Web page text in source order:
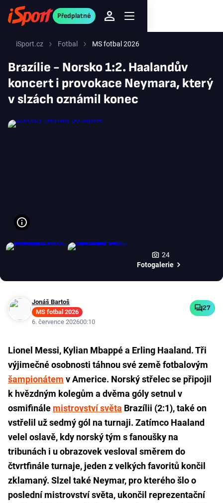
Předplatné
iSport.cz Fotbal MS fotbal 2026
Brazílie - Norsko 1:2. Haalandův
koncert i provokace Neymara, který
v slzách oznámil konec
24
Fotogalerie
Jonáš Bartoš
MS fotbal 2026
6. července 202600:10
27
Lionel Messi, Kylian Mbappé a Erling Haaland. Tři
výjimečné osobnosti táhnou své země fotbalovým
šampionátem v Americe. Norský střelec se připojil
k hvězdným kolegům a dvěma góly setnul v
osmifinále mistrovství světa Brazílii (2:1), také on
vstřelil už sedmý gól na turnaji. Zatímco Haaland
velel oslavě, kdy norský tým s fanoušky na
tribunách i u obrazovek vesloval směrem do
čtvrtfinále turnaje, jeden z velkých favoritů končil
zklamaný. Slzel také Neymar, pro kterého šlo o
poslední mistrovství světa, ukončil reprezentační